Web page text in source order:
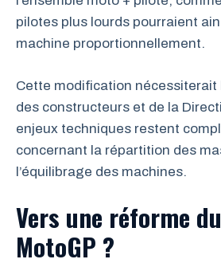
pilotes plus lourds pourraient
machine proportionnellement.
Cette modification nécessiterait
des constructeurs et de la
enjeux techniques restent
concernant la répartition des
l’équilibrage des machines.
Vers une réforme
MotoGP ?